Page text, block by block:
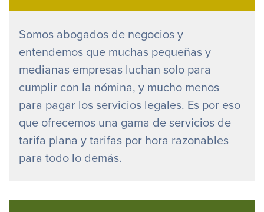
Somos abogados de negocios y
entendemos que muchas pequeñas y
medianas empresas luchan solo para
cumplir con la nómina, y mucho menos
para pagar los servicios legales. Es por eso
que ofrecemos una gama de servicios de
tarifa plana y tarifas por hora razonables
para todo lo demás.